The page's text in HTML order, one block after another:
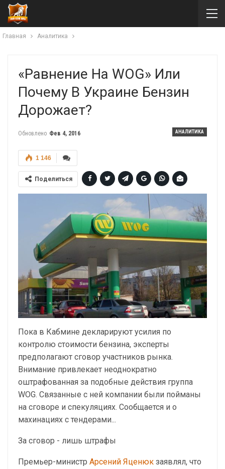
Главная Аналитика
«Равнение На WOG» Или
Почему В Украине Бензин
Дорожает?
АНАЛИТИКА
Обновлено Фев 4, 2016
1 146
Поделиться
Пока в Кабмине декларируют усилия по
контролю стоимости бензина, эксперты
предполагают сговор участников рынка.
Внимание привлекает неоднократно
оштрафованная за подобные действия группа
WOG. Связанные с ней компании были пойманы
на сговоре и спекуляциях. Сообщается и о
махинациях с тендерами...
За сговор - лишь штрафы
Премьер-министр Арсений Яценюк заявлял, что